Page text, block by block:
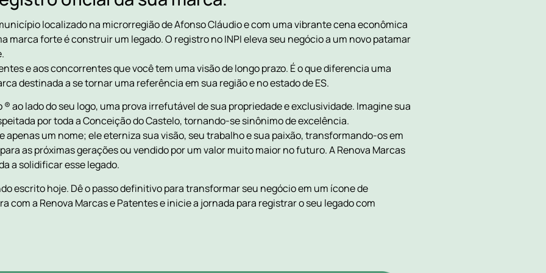
localizado na microrregião de Afonso Cláudio e com uma vibrante cena econômica
marca forte é construir um legado. O registro no INPI eleva seu negócio a um novo patamar
e aos concorrentes que você tem uma visão de longo prazo. É o que diferencia uma
destinada a se tornar uma referência em sua região e no estado de ES.
ao lado do seu logo, uma prova irrefutável de sua propriedade e exclusividade. Imagine sua
por toda a Conceição do Castelo, tornando-se sinônimo de excelência.
apenas um nome; ele eterniza sua visão, seu trabalho e sua paixão, transformando-os em
as próximas gerações ou vendido por um valor muito maior no futuro. A Renova Marcas
a solidificar esse legado.
escrito hoje. Dê o passo definitivo para transformar seu negócio em um ícone de
com a Renova Marcas e Patentes e inicie a jornada para registrar o seu legado com